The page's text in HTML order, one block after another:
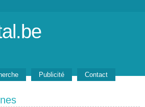
Publicité
Contact